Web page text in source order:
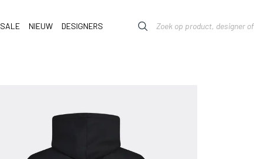
SALE NIEUW DESIGNERS